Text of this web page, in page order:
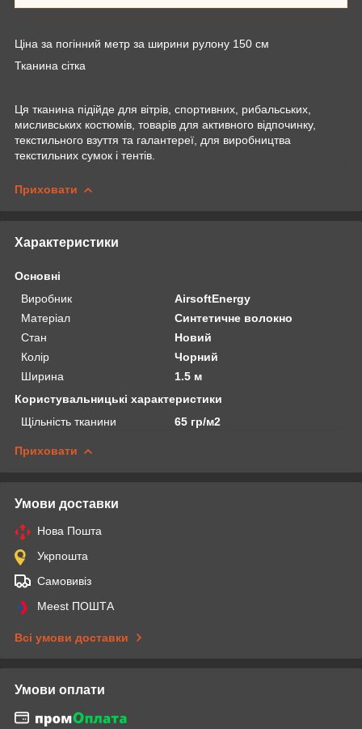
Ціна за погінний метр за ширини рулону 150 см
Тканина сітка
Ця тканина підійде для вітрів, спортивних, рибальських,
мисливських костюмів, товарів для активного відпочинку,
текстильного взуття та галантереї, для виробництва
текстильних сумок і тентів.
Приховати
Характеристики
Основні
Виробник
AirsoftEnergy
Матеріал
Синтетичне волокно
Стан
Новий
Колір
Чорний
Ширина
1.5 м
Користувальницькі характеристики
Щільність тканини
65 гр/м2
Приховати
Умови доставки
Нова Пошта
Укрпошта
Самовивіз
Meest ПОШТА
Всі умови доставки
Умови оплати